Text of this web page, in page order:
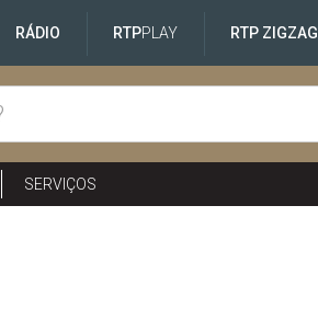
RÁDIO RTPPLAY RTP ZIGZAG
SERVIÇOS